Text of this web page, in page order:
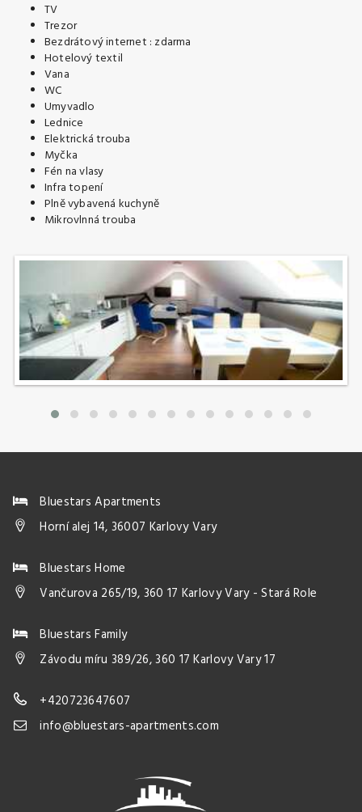
TV
Trezor
Bezdrátový internet : zdarma
Hotelový textil
Vana
WC
Umyvadlo
Lednice
Elektrická trouba
Myčka
Fén na vlasy
Infra topení
Plně vybavená kuchyně
Mikrovlnná trouba
Bluestars Apartments
Horní alej 14, 36007 Karlovy Vary
Bluestars Home
Vančurova 265/19, 360 17 Karlovy Vary - Stará Role
Bluestars Family
Závodu míru 389/26, 360 17 Karlovy Vary 17
+420723647607
info@bluestars-apartments.com